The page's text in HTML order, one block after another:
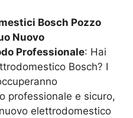
Bosch Pozzo
Nuovo
Professionale: Hai
Bosch? I
professionale e sicuro,
elettrodomestico